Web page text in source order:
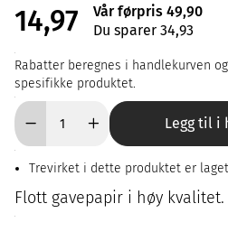
14,97
Vår førpris 49,90
Du sparer 34,93
Rabatter beregnes i handlekurven
spesifikke produktet.
Legg til i
Trevirket i dette produktet er
Flott gavepapir i høy kvalitet.